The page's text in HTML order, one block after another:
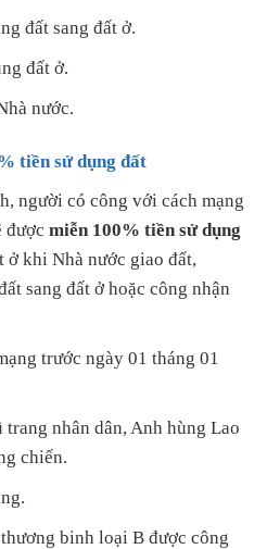
đất sang đất ở.
đất ở.
nước.
tiền sử dụng đất
người có công với cách mạng
được miễn 100% tiền sử dụng
ở khi Nhà nước giao đất,
sang đất ở hoặc công nhận
trước ngày 01 tháng 01
nhân dân, Anh hùng Lao
chiến.
binh loại B được công